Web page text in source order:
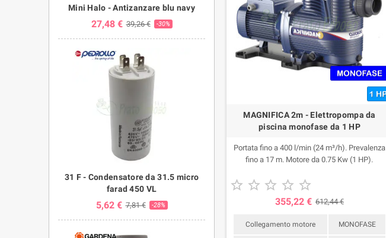
Mini Halo - Antizanzare blu navy
27,48 € 39,26 € -30%
31 F - Condensatore da 31.5 micro
farad 450 VL
5,62 € 7,81 € -28%
MAGNIFICA 2m - Elettropompa da
piscina monofase da 1 HP
Portata fino a 400 l/min (24 m³/h). Prevalenza
fino a 17 m. Motore da 0.75 Kw (1 HP).
    
355,22 € 612,44 €
Collegamento motore MONOFASE